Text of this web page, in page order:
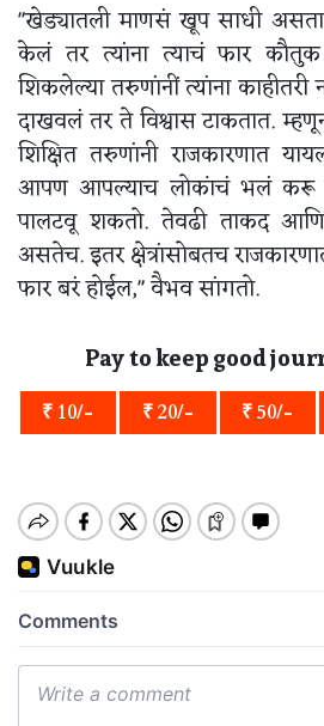
"खेड्यातली माणसं खूप साधी
केलं तर त्यांना त्याचं फार
शिकलेल्या तरुणांनीं त्यांना
दाखवलं तर ते विश्वास टाकतात.
शिक्षित तरुणांनी राजकारणात
आपण आपल्याच लोकांचं भलं करू
पालटवू शकतो. तेवढी ताकद आणि
असतेच. इतर क्षेत्रांसोबतच
फार बरं होईल," वैभव सांगतो.
Pay to keep good
₹ 10/- ₹ 20/- ₹ 50/-